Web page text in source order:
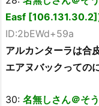
Easf
ID:2bEWd+59a
アルカンターラは合
エアヌバックっての
30: 名無しさん＠そ